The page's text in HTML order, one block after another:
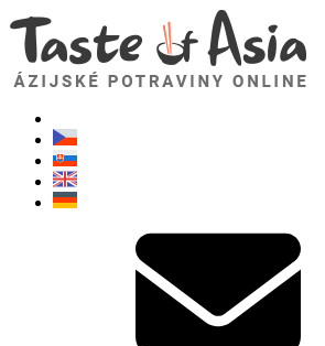
TasteOfAsia.sk
Neváhajte sa opýtať. Som tu pre vás!